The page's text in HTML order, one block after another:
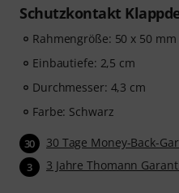
Schutzkontakt
Rahmengröße: 50 x 50 mm
Einbautiefe: 2,5 cm
Durchmesser: 4,3 cm
Farbe: Schwarz
30 30 Tage Money-Back-
3 3 Jahre Thomann